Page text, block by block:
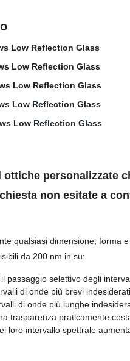
personalizzate
non esitate a
qualsiasi dimensione, forma
da 200 nm in su:
passaggio selettivo degli
di onde più brevi indesiderati
di onde più lunghe
trasparenza praticamente
loro intervallo spettrale